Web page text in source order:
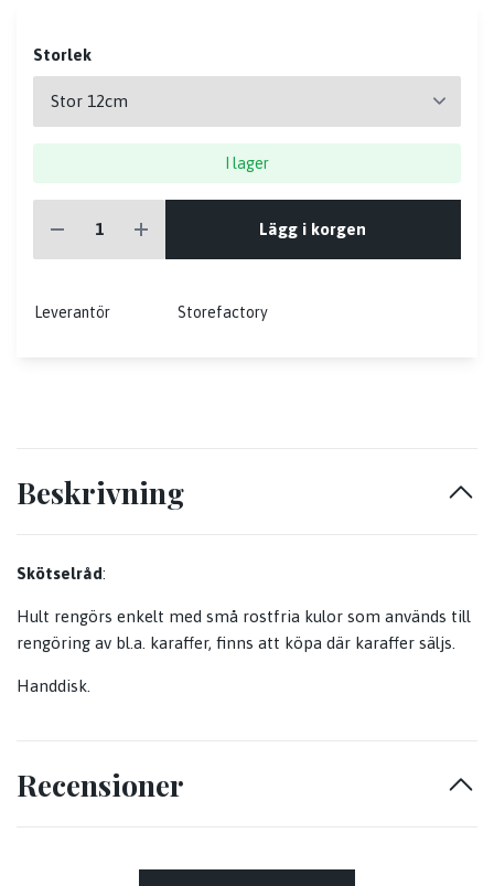
Storlek
I lager
Lägg i korgen
Leverantör Storefactory
Beskrivning
Skötselråd:
Hult rengörs enkelt med små rostfria kulor som används till
rengöring av bl.a. karaffer, finns att köpa där karaffer säljs.
Handdisk
Recensioner